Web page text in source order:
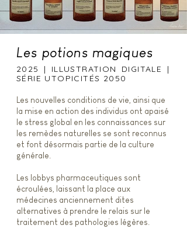
Les potions magiques
2025 | ILLUSTRATION DIGITALE |
SÉRIE UTOPICITÉS 2050
Les nouvelles conditions de vie, ainsi que
la mise en action des individus ont apaisé
le stress global en les connaissances sur
les remèdes naturelles se sont reconnus
et font désormais partie de la culture
générale.
Les lobbys pharmaceutiques sont
écroulées, laissant la place aux
médecines anciennement dites
alternatives à prendre le relais sur le
traitement des pathologies légères.